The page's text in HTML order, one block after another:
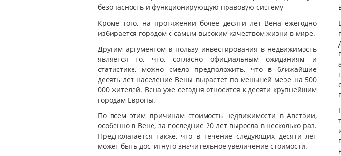
безопасность и функционирующую правовую систему.
Кроме того, на протяжении более десяти лет Вена ежегодно
избирается городом с самым высоким качеством жизни в мире.
Другим аргументом в пользу инвестирования в недвижимость
является то, что, согласно официальным ожиданиям и
статистике, можно смело предположить, что в ближайшие
десять лет население Вены вырастет по меньшей мере на 500
000 жителей. Вена уже сегодня относится к десяти крупнейшим
городам Европы.
По всем этим причинам стоимость недвижимости в Австрии,
особенно в Вене, за последние 20 лет выросла в несколько раз.
Предполагается также, что в течение следующих десяти лет
может быть достигнуто значительное увеличение стоимости.